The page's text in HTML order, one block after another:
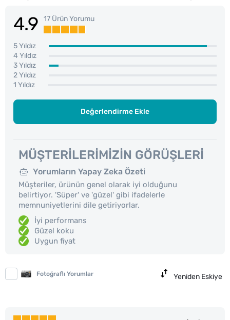
4.9 17 Ürün Yorumu
5 Yıldız
4 Yıldız
3 Yıldız
2 Yıldız
1 Yıldız
Değerlendirme Ekle
MÜŞTERILERIMIZIN GÖRÜŞLERI
Yorumların Yapay Zeka Özeti
Müşteriler, ürünün genel olarak iyi olduğunu
belirtiyor. 'Süper' ve 'güzel' gibi ifadelerle
memnuniyetlerini dile getiriyorlar.
İyi performans
Güzel koku
Uygun fiyat
Fotoğraflı Yorumlar Yeniden Eskiye